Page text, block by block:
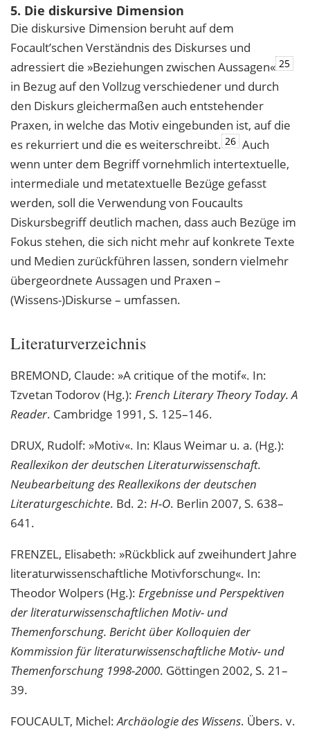
5. Die diskursive Dimension
Die diskursive Dimension beruht auf dem
Focault’schen Verständnis des Diskurses und
adressiert die »Beziehungen zwischen Aussagen« 25
in Bezug auf den Vollzug verschiedener und durch
den Diskurs gleichermaßen auch entstehender
Praxen, in welche das Motiv eingebunden ist, auf die
es rekurriert und die es weiterschreibt. 26 Auch
wenn unter dem Begriff vornehmlich intertextuelle,
intermediale und metatextuelle Bezüge gefasst
werden, soll die Verwendung von Foucaults
Diskursbegriff deutlich machen, dass auch Bezüge im
Fokus stehen, die sich nicht mehr auf konkrete Texte
und Medien zurückführen lassen, sondern vielmehr
übergeordnete Aussagen und Praxen –
(Wissens-)Diskurse – umfassen.
Literaturverzeichnis
BREMOND, Claude: »A critique of the motif«. In:
Tzvetan Todorov (Hg.): French Literary Theory Today. A
Reader. Cambridge 1991, S. 125–146.
DRUX, Rudolf: »Motiv«. In: Klaus Weimar u. a. (Hg.):
Reallexikon der deutschen Literaturwissenschaft.
Neubearbeitung des Reallexikons der deutschen
Literaturgeschichte. Bd. 2: H-O. Berlin 2007, S. 638–
641.
FRENZEL, Elisabeth: »Rückblick auf zweihundert Jahre
literaturwissenschaftliche Motivforschung«. In:
Theodor Wolpers (Hg.): Ergebnisse und Perspektiven
der literaturwissenschaftlichen Motiv- und
Themenforschung. Bericht über Kolloquien der
Kommission für literaturwissenschaftliche Motiv- und
Themenforschung 1998-2000. Göttingen 2002, S. 21–
39.
FOUCAULT, Michel:Archäologie des Wissens. Übers. v.